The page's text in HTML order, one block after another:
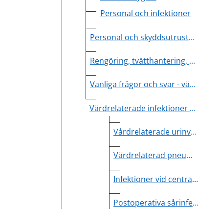
Personal och infektioner
Personal och skyddsutrustning
Rengöring, tvätthantering, desinfektion och sterilt gods
Vanliga frågor och svar - vårdhygien
Vårdrelaterade infektioner (VRI)
Vårdrelaterade urinvägsinfektioner (VUVI)
Vårdrelaterad pneumoni
Infektioner vid centrala och perifera infarter
Postoperativa sårinfektioner